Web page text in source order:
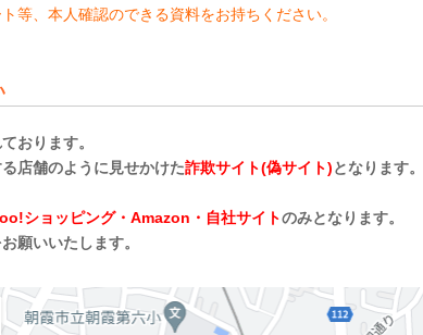
等、本人確認のできる資料をお持ちください。
おります。
店舗のように見せかけた詐欺サイト(偽サイト)となります。
ショッピング・Amazon・自社サイトのみとなります。
願いいたします。